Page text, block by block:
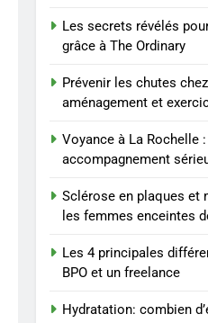
Les
une
2
grâce
repas
du
BIEN ÊTRE
4
Les secrets révélés
grâce à The Ordinary
Prévenir les chutes
aménagement et
Voyance à La Rochelle
accompagnement
Sclérose en plaques et
les femmes enceintes
Les 4 principales
BPO et un freelance
Hydratation: combien